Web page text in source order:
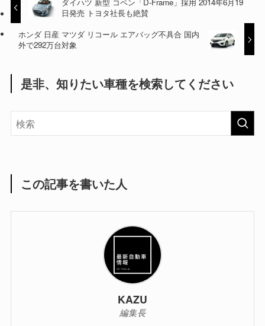
日発売 トヨタ社長も絶賛
ホンダ 日産 マツダ リコール エアバッグ不具合 国内
外で292万台対象
是非、知りたい車種を検索してください
この記事を書いた人
KAZU
編集長